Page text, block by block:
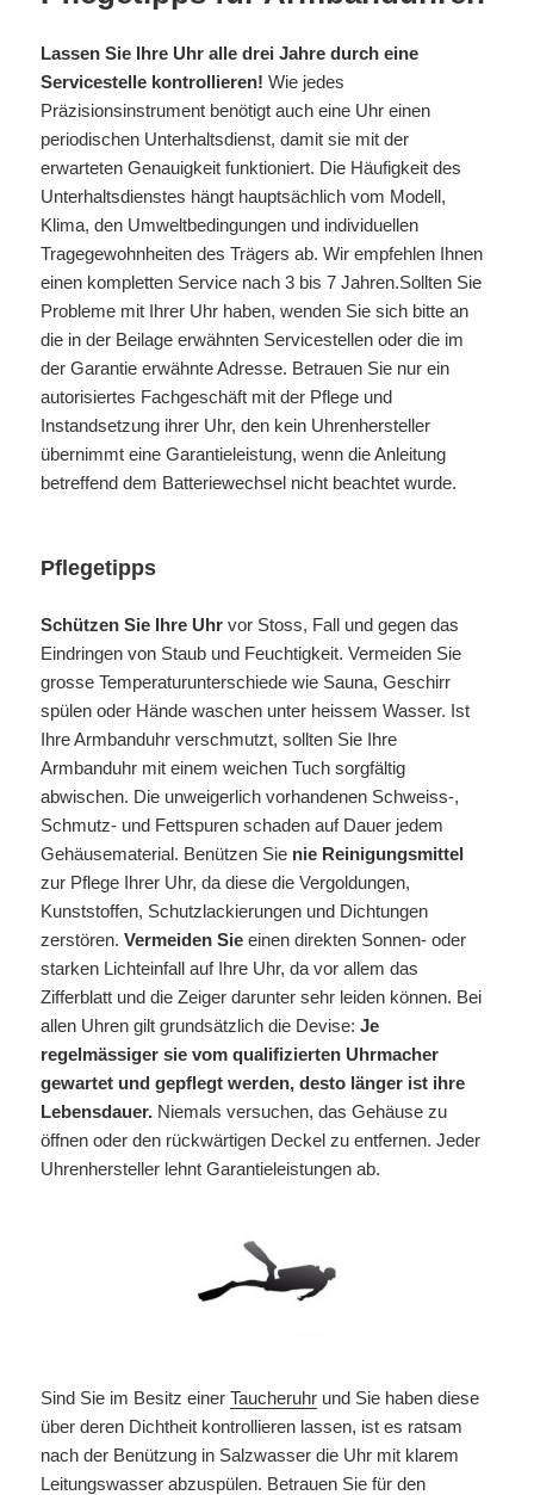
Lassen Sie Ihre Uhr alle drei Jahre durch eine
Servicestelle kontrollieren! Wie jedes
Präzisionsinstrument benötigt auch eine Uhr einen
periodischen Unterhaltsdienst, damit sie mit der
erwarteten Genauigkeit funktioniert. Die Häufigkeit des
Unterhaltsdienstes hängt hauptsächlich vom Modell,
Klima, den Umweltbedingungen und individuellen
Tragegewohnheiten des Trägers ab. Wir empfehlen Ihnen
einen kompletten Service nach 3 bis 7 Jahren.Sollten Sie
Probleme mit Ihrer Uhr haben, wenden Sie sich bitte an
die in der Beilage erwähnten Servicestellen oder die im
der Garantie erwähnte Adresse. Betrauen Sie nur ein
autorisiertes Fachgeschäft mit der Pflege und
Instandsetzung ihrer Uhr, den kein Uhrenhersteller
übernimmt eine Garantieleistung, wenn die Anleitung
betreffend dem Batteriewechsel nicht beachtet wurde.
Pflegetipps
Schützen Sie Ihre Uhrvor Stoss, Fall und gegen das
Eindringen von Staub und Feuchtigkeit. Vermeiden Sie
grosse Temperaturunterschiede wie Sauna, Geschirr
spülen oder Hände waschen unter heissem Wasser. Ist
Ihre Armbanduhr verschmutzt, sollten Sie Ihre
Armbanduhr mit einem weichen Tuch sorgfältig
abwischen. Die unweigerlich vorhandenen Schweiss-,
Schmutz- und Fettspuren schaden auf Dauer jedem
Gehäusematerial. Benützen Sie nie Reinigungsmittel
zur Pflege Ihrer Uhr, da diese die Vergoldungen,
Kunststoffen, Schutzlackierungen und Dichtungen
zerstören.Vermeiden Sie einen direkten Sonnen- oder
starken Lichteinfall auf Ihre Uhr, da vor allem das
Zifferblatt und die Zeiger darunter sehr leiden können. Bei
allen Uhren gilt grundsätzlich die Devise:Je
regelmässiger sie vom qualifizierten Uhrmacher
gewartet und gepflegt werden, desto länger ist ihre
Lebensdauer. Niemals versuchen, das Gehäuse zu
öffnen oder den rückwärtigen Deckel zu entfernen. Jeder
Uhrenhersteller lehnt Garantieleistungen ab.
Sind Sie im Besitz einerTaucheruhr und Sie haben diese
über deren Dichtheit kontrollieren lassen, ist es ratsam
nach der Benützung in Salzwasser die Uhr mit klarem
Leitungswasser abzuspülen. Betrauen Sie für den